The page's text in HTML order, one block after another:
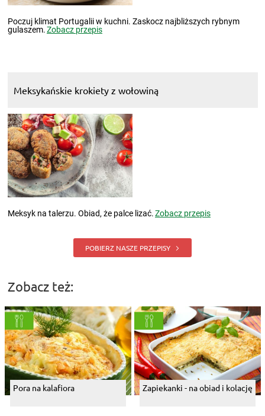
Poczuj klimat Portugalii w kuchni. Zaskocz najbliższych rybnym
gulaszem.Zobacz przepis
Meksykańskie krokiety z wołowiną
Meksyk na talerzu. Obiad, że palce lizać.Zobacz przepis
POBIERZ NASZE PRZEPISY
Zobacz też:
Pora na kalafiora Zapiekanki - na obiad i kolację